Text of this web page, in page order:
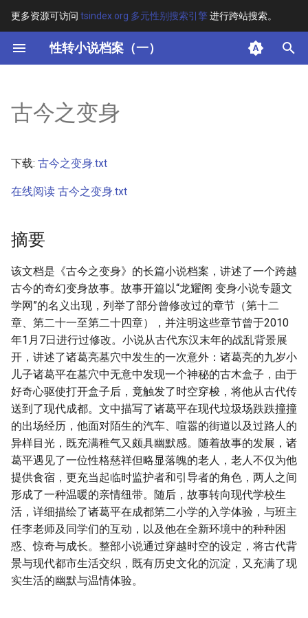
更多资源可访问 tsindex.org 多元性别搜索引擎进行跨站搜索。
性转小说档案（一）
键
开
搜
索
其他信息
正文
古今之变身
下载: 古今之变身.txt
在线阅读 古今之变身.txt
摘要
该文档是《古今之变身》的长篇小说档案，讲述了一个跨越
古今的奇幻变身故事。故事开篇以“龙耀阁 变身小说专题文
学网”的名义出现，列举了部分曾修改过的章节（第十二
章、第二十一至第二十四章），并注明这些章节曾于2010
年1月7日进行过修改。小说从古代东汉末年的战乱背景展
开，讲述了诸葛亮墓穴中发生的一次意外：诸葛亮的九岁小
儿子诸葛平在墓穴中无意中发现一个神秘的古木盒子，由于
好奇心驱使打开盒子后，竟触发了时空穿梭，将他从古代传
送到了现代成都。文中描写了诸葛平在现代垃圾场跌跌撞撞
的出场经历，他面对陌生的汽车、喧嚣的街道以及过路人的
异样目光，既充满稚气又颇具幽默感。随着故事的发展，诸
葛平遇见了一位性格慈祥但略显落魄的老人，老人不仅为他
提供食宿，更充当起临时监护者和引导者的角色，两人之间
形成了一种温暖的亲情纽带。随后，故事转向现代学校生
活，详细描绘了诸葛平在成都第二小学的入学体验，与班主
任李老师及同学们的互动，以及他在全新环境中的种种困
惑、惊奇与成长。整部小说通过穿越时空的设定，将古代背
景与现代都市生活交织，既有历史文化的沉淀，又充满了现
实生活的幽默与温情体验。